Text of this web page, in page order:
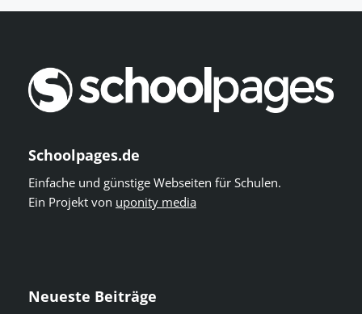
Schoolpages.de
Einfache und günstige Webseiten für Schulen.
Ein Projekt von uponity media
Neueste Beiträge